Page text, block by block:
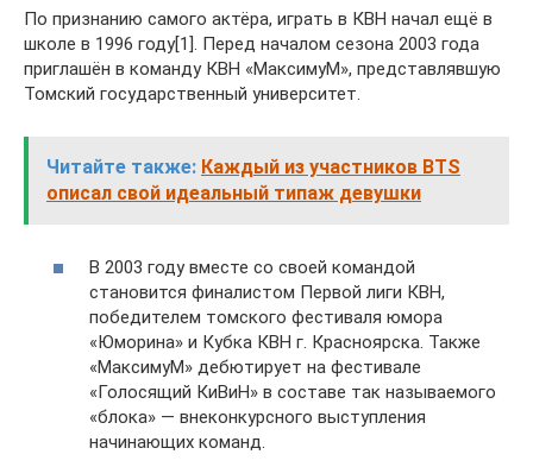
По признанию самого актёра, играть в КВН начал ещё в
школе в 1996 году[1]. Перед началом сезона 2003 года
приглашён в команду КВН «МаксимуМ», представлявшую
Томский государственный университет.
Читайте также: Каждый из участников BTS
описал свой идеальный типаж девушки
В 2003 году вместе со своей командой
становится финалистом Первой лиги КВН,
победителем томского фестиваля юмора
«Юморина» и Кубка КВН г. Красноярска. Также
«МаксимуМ» дебютирует на фестивале
«Голосящий КиВиН» в составе так называемого
«блока» — внеконкурсного выступления
начинающих команд.